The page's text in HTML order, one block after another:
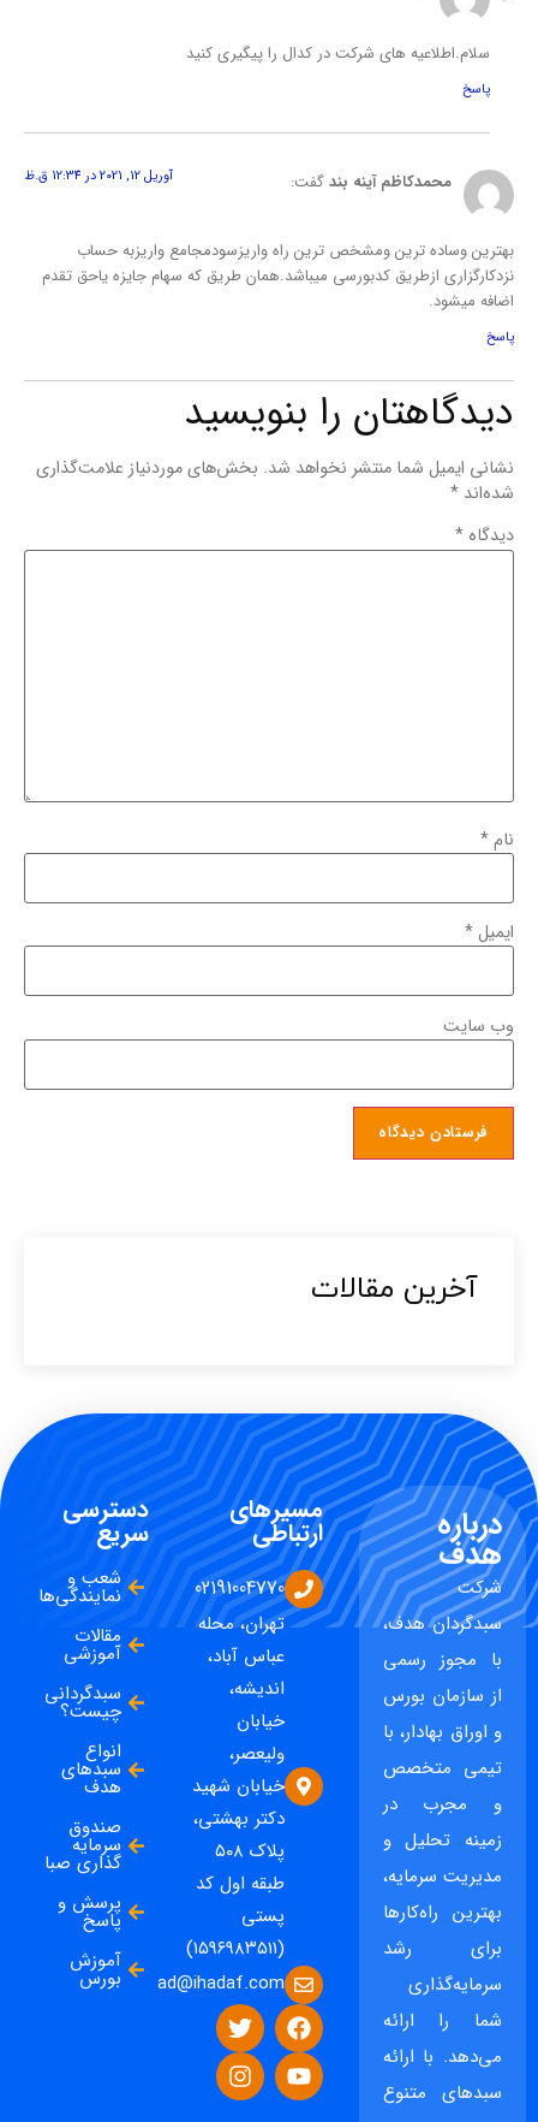
سلام.اطلاعیه های شرکت در کدال را پیگیری کنید
پاسخ
محمدکاظم آینه بندگفت: آوریل 12, 2021 در 12:34 ق.ظ
بهترین وساده ترین ومشخص ترین راه واریزسودمجامع واریزبه حساب
نزدکارگزاری ازطریق کدبورسی میباشد.همان طریق که سهام جایزه یاحق تقدم
اضافه میشود.
پاسخ
دیدگاهتان را بنویسید
نشانی ایمیل شما منتشر نخواهد شد. بخش‌های موردنیاز علامت‌گذاری
شده‌اند *
دیدگاه *
نام*
ایمیل*
وب‌ سایت
آخرین مقالات​
درباره
هدف
شرکت
سبدگردان هدف،
با مجوز رسمی
از سازمان بورس
و اوراق بهادار، با
تیمی متخصص
و مجرب در
زمینه تحلیل و
مدیریت سرمایه،
بهترین راه‌کارها
برای رشد
سرمایه‌گذاری
شما را ارائه
می‌دهد. با ارائه
سبدهای متنوع
مسیرهای
ارتباطی
02191004770
تهران، محله
عباس آباد،
اندیشه،
خیابان
ولیعصر،
خیابان شهید
دکتر بهشتی،
پلاک ۵۰۸
طبقه اول کد
پستی
(۱۵۹۶۹۸۳۵۱۱)
ad@ihadaf.com
دسترسی
سریع
شعب و
نمایندگی‌ها
مقالات
آموزشی
سبدگردانی
چیست؟
انواع
سبدهای
هدف
صندوق
سرمایه
گذاری صبا
پرسش و
پاسخ
آموزش
بورس